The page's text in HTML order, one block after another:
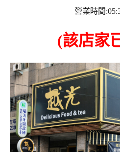
營業時間
(該店家